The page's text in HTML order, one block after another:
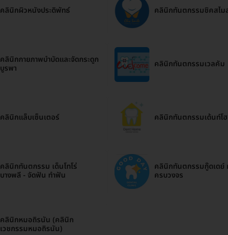
คลินิกผิวหนังประดิพัทธ์ คลินิกทันตกรรมชิคสไม
คลินิกกายภาพบำบัดและจัดกระดูก
บูรพา คลินิกทันตกรรมเวลคัม
คลินิกแล็บเซ็นเตอร์ คลินิกทันตกรรมเด้นท์โ
คลินิกทันตกรรม เด็นโทโร่
บางพลี - จัดฟัน ทำฟัน
คลินิกทันตกรรมกู๊ดเดย์
ครบวงจร
คลินิกหมอถิรนัน (คลินิก
เวชกรรมหมอถิรนัน)